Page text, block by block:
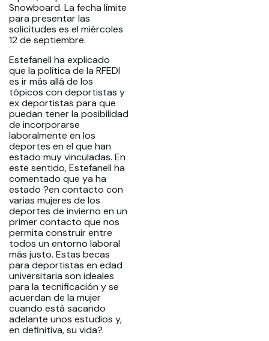
Snowboard. La fecha límite
para presentar las
solicitudes es el miércoles
12 de septiembre.
Estefanell ha explicado
que la política de la RFEDI
es ir más allá de los
tópicos con deportistas y
ex deportistas para que
puedan tener la posibilidad
de incorporarse
laboralmente en los
deportes en el que han
estado muy vinculadas. En
este sentido, Estefanell ha
comentado que ya ha
estado ?en contacto con
varias mujeres de los
deportes de invierno en un
primer contacto que nos
permita construir entre
todos un entorno laboral
más justo. Estas becas
para deportistas en edad
universitaria son ideales
para la tecnificación y se
acuerdan de la mujer
cuando está sacando
adelante unos estudios y,
en definitiva, su vida?.